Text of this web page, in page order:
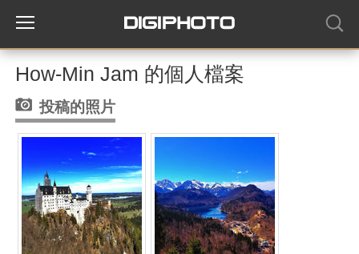
How-Min Jam 的個人檔案
投稿的照片